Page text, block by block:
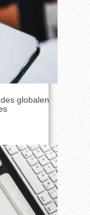
globalen